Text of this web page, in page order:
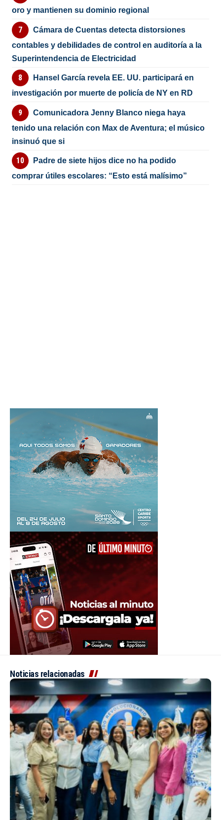
oro y mantienen su dominio regional
Cámara de Cuentas detecta distorsiones
contables y debilidades de control en auditoría a la
Superintendencia de Electricidad
Hansel García revela EE. UU. participará en
investigación por muerte de policía de NY en RD
Comunicadora Jenny Blanco niega haya
tenido una relación con Max de Aventura; el músico
insinuó que si
Padre de siete hijos dice no ha podido
comprar útiles escolares: “Esto está malísimo”
Noticias relacionadas